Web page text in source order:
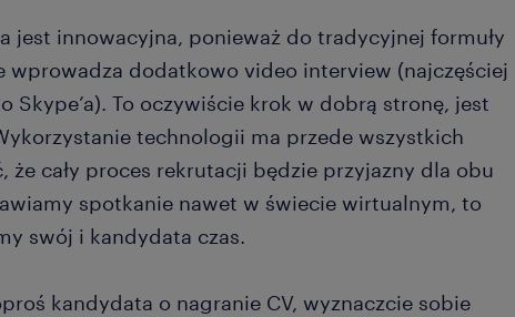
jest innowacyjna, ponieważ do tradycyjnej formuły
wprowadza dodatkowo video interview (najczęściej
Skype’a). To oczywiście krok w dobrą stronę, jest
technologii ma przede wszystkich
że cały proces rekrutacji będzie przyjazny dla obu
spotkanie nawet w świecie wirtualnym, to
swój i kandydata czas.
kandydata o nagranie CV, wyznaczcie sobie